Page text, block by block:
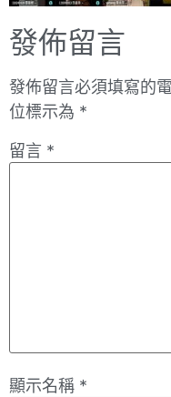
發佈留言
發佈留言必須填寫的
位標示為 *
留言 *
顯示名稱 *